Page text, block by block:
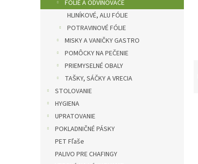
FÓLIE A ODVINOVAČE
HLINÍKOVÉ, ALU FÓLIE
POTRAVINOVÉ FÓLIE
MISKY A VANIČKY GASTRO
POMÔCKY NA PEČENIE
PRIEMYSELNÉ OBALY
TAŠKY, SÁČKY A VRECIA
STOLOVANIE
HYGIENA
UPRATOVANIE
POKLADNIČNÉ PÁSKY
PET Fľaše
PALIVO PRE CHAFINGY